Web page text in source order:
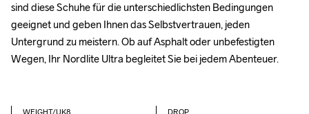
sind diese Schuhe für die unterschiedlichsten Bedingungen
geeignet und geben Ihnen das Selbstvertrauen, jeden
Untergrund zu meistern. Ob auf Asphalt oder unbefestigten
Wegen, Ihr Nordlite Ultra begleitet Sie bei jedem Abenteuer.
WEIGHT/UK8 DROP